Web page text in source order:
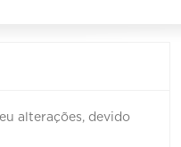
alterações, devido